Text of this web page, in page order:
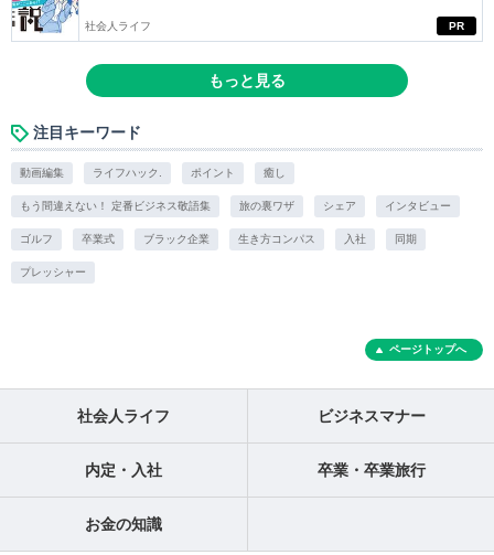
PR
社会人ライフ
もっと見る
注目キーワード
動画編集 ライフハック. ポイント 癒し
もう間違えない！ 定番ビジネス敬語集 旅の裏ワザ シェア インタビュー
ゴルフ 卒業式 ブラック企業 生き方コンパス 入社 同期
プレッシャー
ページトップへ
社会人ライフ ビジネスマナー
内定・入社 卒業・卒業旅行
お金の知識